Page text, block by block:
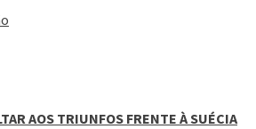
AOS TRIUNFOS FRENTE À SUÉCIA